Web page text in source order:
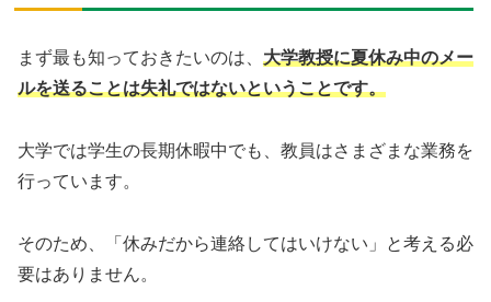
まず最も知っておきたいのは、 大学教授に夏休み中のメー
ルを送ることは失礼ではないということです。
大学では学生の長期休暇中でも、教員はさまざまな業務を
行っています。
そのため、「休みだから連絡してはいけない」と考える必
要はありません。